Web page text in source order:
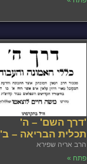
'דרך השם' – ה'
תכלית הבריאה – ב'
הרב אריה שפירא
פתח »